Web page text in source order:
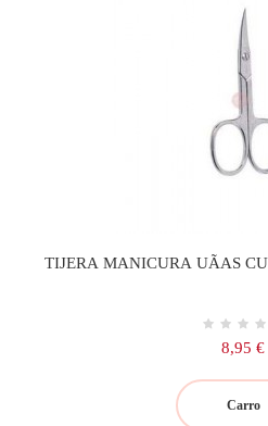
TIJERA MANICURA UÃAS
Precio
8,95 €
Carro